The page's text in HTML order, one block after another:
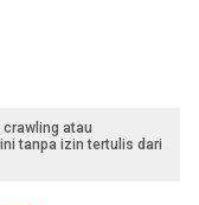
atau
tanpa izin tertulis dari